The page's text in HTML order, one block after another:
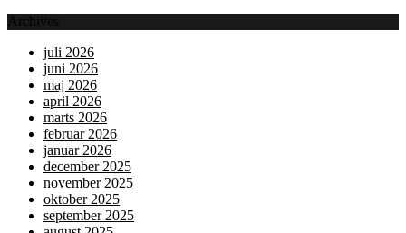
Archives
juli 2026
juni 2026
maj 2026
april 2026
marts 2026
februar 2026
januar 2026
december 2025
november 2025
oktober 2025
september 2025